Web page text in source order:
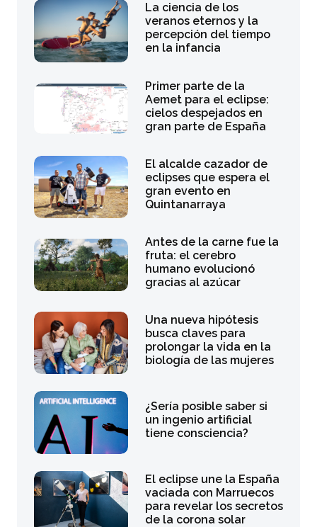
La ciencia de los
veranos eternos y la
percepción del tiempo
en la infancia
Primer parte de la
Aemet para el eclipse:
cielos despejados en
gran parte de España
El alcalde cazador de
eclipses que espera el
gran evento en
Quintanarraya
Antes de la carne fue la
fruta: el cerebro
humano evolucionó
gracias al azúcar
Una nueva hipótesis
busca claves para
prolongar la vida en la
biología de las mujeres
¿Sería posible saber si
un ingenio artificial
tiene consciencia?
El eclipse une la España
vaciada con Marruecos
para revelar los secretos
de la corona solar